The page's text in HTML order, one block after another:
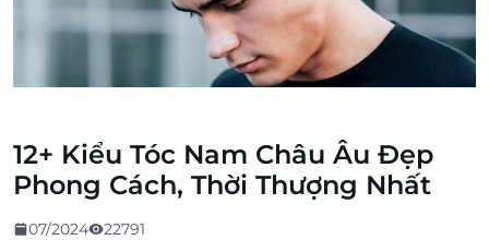
12+ Kiểu Tóc Nam Châu Âu Đẹp
Phong Cách, Thời Thượng Nhất
07/2024 22791